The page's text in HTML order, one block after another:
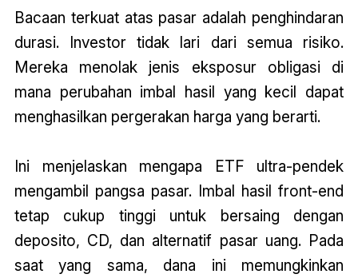
Bacaan terkuat atas pasar adalah penghindaran
durasi. Investor tidak lari dari semua risiko.
Mereka menolak jenis eksposur obligasi di
mana perubahan imbal hasil yang kecil dapat
menghasilkan pergerakan harga yang berarti.
Ini menjelaskan mengapa ETF ultra-pendek
mengambil pangsa pasar. Imbal hasil front-end
tetap cukup tinggi untuk bersaing dengan
deposito, CD, dan alternatif pasar uang. Pada
saat yang sama, dana ini memungkinkan